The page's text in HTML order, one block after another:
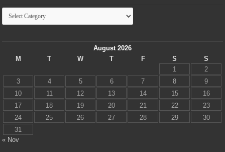
Danh
mục
August 2026
M
T W T F S
S
1
2
3
4 5 6 7 8
9
10
11 12 13 14 15
16
17
18 19 20 21 22
23
24
25 26 27 28 29
30
31
« Nov